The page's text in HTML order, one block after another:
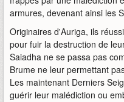
armures, devenant ainsi les
Originaires d'Auriga, ils
pour fuir la destruction de
Saiadha ne se passa pas
Brume ne leur permettant
Les maintenant Derniers
guérir leur malédiction ou